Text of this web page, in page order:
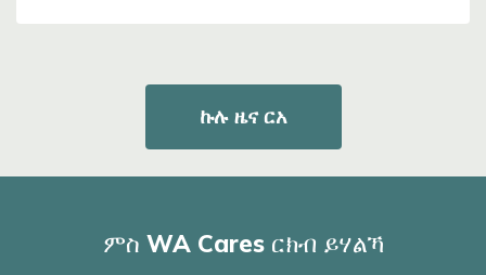
ኩሉ ዜና ርአ
ምስ WA Cares ርክብ ይሃልኻ